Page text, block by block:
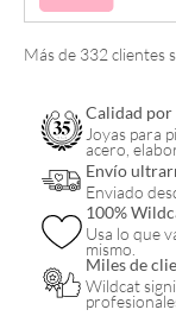
Más de 332 clientes
Calidad por
Joyas para
acero,
Envío
Enviado
100%
Usa lo que
mismo.
Miles de
Wildcat